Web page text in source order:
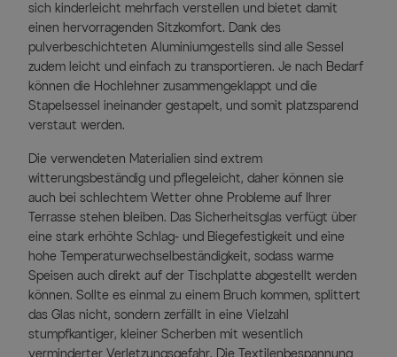
sich kinderleicht mehrfach verstellen und bietet damit
einen hervorragenden Sitzkomfort. Dank des
pulverbeschichteten Aluminiumgestells sind alle Sessel
zudem leicht und einfach zu transportieren. Je nach Bedarf
können die Hochlehner zusammengeklappt und die
Stapelsessel ineinander gestapelt, und somit platzsparend
verstaut werden.
Die verwendeten Materialien sind extrem
witterungsbeständig und pflegeleicht, daher können sie
auch bei schlechtem Wetter ohne Probleme auf Ihrer
Terrasse stehen bleiben. Das Sicherheitsglas verfügt über
eine stark erhöhte Schlag- und Biegefestigkeit und eine
hohe Temperaturwechselbeständigkeit, sodass warme
Speisen auch direkt auf der Tischplatte abgestellt werden
können. Sollte es einmal zu einem Bruch kommen, splittert
das Glas nicht, sondern zerfällt in eine Vielzahl
stumpfkantiger, kleiner Scherben mit wesentlich